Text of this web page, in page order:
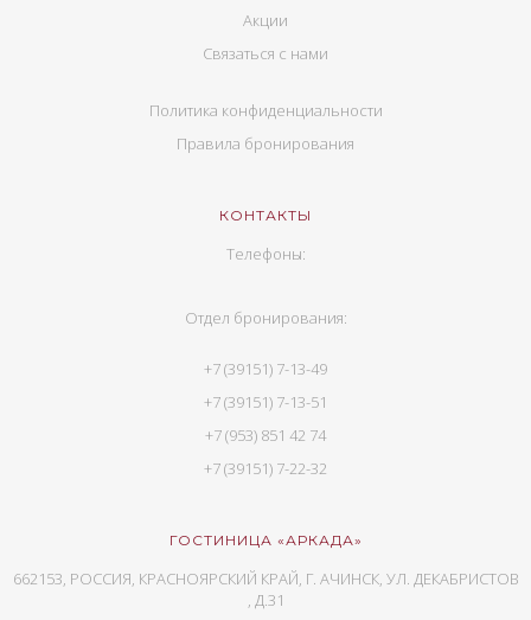
Акции
Связаться с нами
Политика конфиденциальности
Правила бронирования
КОНТАКТЫ
Телефоны:
Отдел бронирования:
+7 (39151) 7-13-49
+7 (39151) 7-13-51
+7 (953) 851 42 74
+7 (39151) 7-22-32
ГОСТИНИЦА «АРКАДА»
662153, РОССИЯ, КРАСНОЯРСКИЙ КРАЙ, Г. АЧИНСК, УЛ. ДЕКАБРИСТОВ
, Д.31